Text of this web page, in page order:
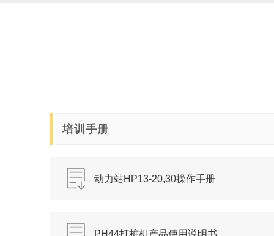
培训手册
动力站HP13-20,30操作手册
PH44打桩机产品使用说明书